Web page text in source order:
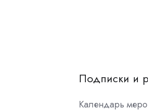
Подписки и
Календарь